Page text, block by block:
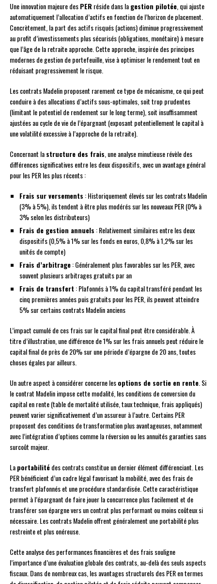
Une innovation majeure desPER réside dans lagestion pilotée , qui ajuste
automatiquement l’allocation d’actifs en fonction de l’horizon de placement.
Concrètement, la part des actifs risqués (actions) diminue progressivement
au profit d’investissements plus sécurisés (obligations, monétaire) à mesure
que l’âge de la retraite approche. Cette approche, inspirée des principes
modernes de gestion de portefeuille, vise à optimiser le rendement tout en
réduisant progressivement le risque.
Les contrats Madelin proposent rarement ce type de mécanisme, ce qui peut
conduire à des allocations d’actifs sous-optimales, soit trop prudentes
(limitant le potentiel de rendement sur le long terme), soit insuffisamment
ajustées au cycle de vie de l’épargnant (exposant potentiellement le capital à
une volatilité excessive à l’approche de la retraite).
Concernant lastructure des frais , une analyse minutieuse révèle des
différences significatives entre les deux dispositifs, avec un avantage général
pour les PER les plus récents :
Frais sur versements : Historiquement élevés sur les contrats Madelin
(3% à 5%), ils tendent à être plus modérés sur les nouveaux PER (0% à
3% selon les distributeurs)
Frais de gestion annuels : Relativement similaires entre les deux
dispositifs (0,5% à 1% sur les fonds en euros, 0,8% à 1,2% sur les
unités de compte)
Frais d’arbitrage: Généralement plus favorables sur les PER, avec
souvent plusieurs arbitrages gratuits par an
Frais de transfert : Plafonnés à 1% du capital transféré pendant les
cinq premières années puis gratuits pour les PER, ils peuvent atteindre
5% sur certains contrats Madelin anciens
L’impact cumulé de ces frais sur le capital final peut être considérable. À
titre d’illustration, une différence de 1% sur les frais annuels peut réduire le
capital final de près de 20% sur une période d’épargne de 20 ans, toutes
choses égales par ailleurs.
Un autre aspect à considérer concerne lesoptions de sortie en rente . Si
le contrat Madelin impose cette modalité, les conditions de conversion du
capital en rente (table de mortalité utilisée, taux technique, frais appliqués)
peuvent varier significativement d’un assureur à l’autre. Certains PER
proposent des conditions de transformation plus avantageuses, notamment
avec l’intégration d’options comme la réversion ou les annuités garanties sans
surcoût majeur.
Laportabilitédes contrats constitue un dernier élément différenciant. Les
PER bénéficient d’un cadre légal favorisant la mobilité, avec des frais de
transfert plafonnés et une procédure standardisée. Cette caractéristique
permet à l’épargnant de faire jouer la concurrence plus facilement et de
transférer son épargne vers un contrat plus performant ou moins coûteux si
nécessaire. Les contrats Madelin offrent généralement une portabilité plus
restreinte et plus onéreuse.
Cette analyse des performances financières et des frais souligne
l’importance d’une évaluation globale des contrats, au-delà des seuls aspects
fiscaux. Dans de nombreux cas, les avantages structurels des PER en termes